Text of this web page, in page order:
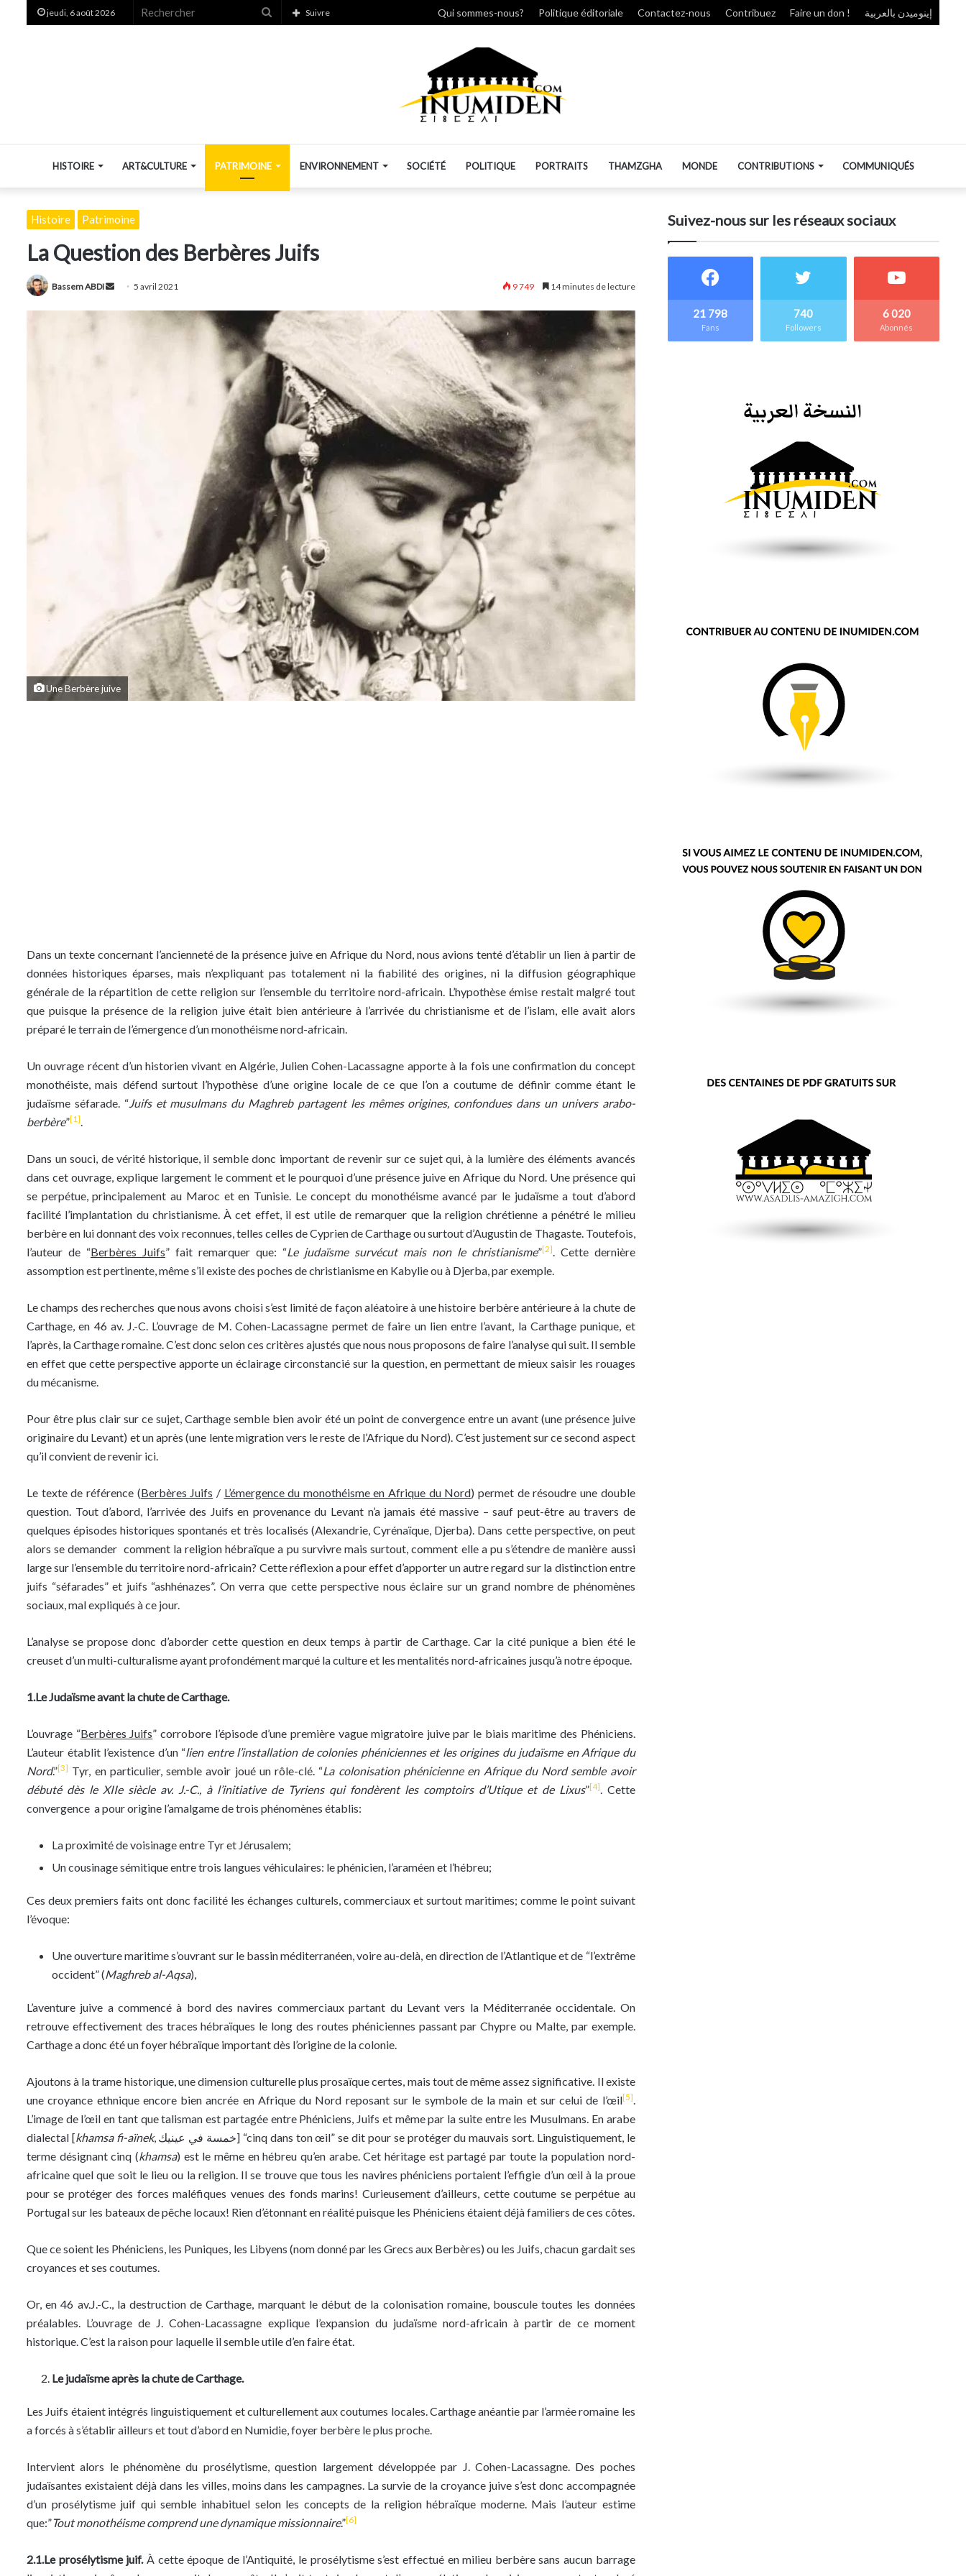
jeudi, 6 août 2026 Rechercher
Suivre Qui sommes-nous? Politique éditoriale Contactez-nous Contribuez Faire un don ! إينوميدن بالعربية
HISTOIRE ART&CULTURE PATRIMOINE ENVIRONNEMENT SOCIÉTÉ POLITIQUE PORTRAITS THAMZGHA MONDE CONTRIBUTIONS COMMUNIQUÉS
Histoire Patrimoine
La Question des Berbères Juifs
Bassem ABDI
Envoyer5 avril 2021 9 749 14 minutes de lecture
Une Berbère juive
Dans un texte concernant l’ancienneté de la présence juive en Afrique du Nord, nous avions tenté d’établir un lien à partir de
données historiques éparses, mais n’expliquant pas totalement ni la fiabilité des origines, ni la diffusion géographique
générale de la répartition de cette religion sur l’ensemble du territoire nord-africain. L’hypothèse émise restait malgré tout
que puisque la présence de la religion juive était bien antérieure à l’arrivée du christianisme et de l’islam, elle avait alors
préparé le terrain de l’émergence d’un monothéisme nord-africain.
Un ouvrage récent d’un historien vivant en Algérie, Julien Cohen-Lacassagne apporte à la fois une confirmation du concept
monothéiste, mais défend surtout l’hypothèse d’une origine locale de ce que l’on a coutume de définir comme étant le
judaïsme séfarade. “Juifs et musulmans du Maghreb partagent les mêmes origines, confondues dans un univers arabo-
berbère”[1].
Dans un souci, de vérité historique, il semble donc important de revenir sur ce sujet qui, à la lumière des éléments avancés
dans cet ouvrage, explique largement le comment et le pourquoi d’une présence juive en Afrique du Nord. Une présence qui
se perpétue, principalement au Maroc et en Tunisie. Le concept du monothéisme avancé par le judaïsme a tout d’abord
facilité l’implantation du christianisme. À cet effet, il est utile de remarquer que la religion chrétienne a pénétré le milieu
berbère en lui donnant des voix reconnues, telles celles de Cyprien de Carthage ou surtout d’Augustin de Thagaste. Toutefois,
l’auteur de “Berbères Juifs” fait remarquer que: “Le judaïsme survécut mais non le christianisme”[2]. Cette dernière
assomption est pertinente, même s’il existe des poches de christianisme en Kabylie ou à Djerba, par exemple.
Le champs des recherches que nous avons choisi s’est limité de façon aléatoire à une histoire berbère antérieure à la chute de
Carthage, en 46 av. J.-C. L’ouvrage de M. Cohen-Lacassagne permet de faire un lien entre l’avant, la Carthage punique, et
l’après, la Carthage romaine. C’est donc selon ces critères ajustés que nous nous proposons de faire l’analyse qui suit. Il semble
en effet que cette perspective apporte un éclairage circonstancié sur la question, en permettant de mieux saisir les rouages
du mécanisme.
Pour être plus clair sur ce sujet, Carthage semble bien avoir été un point de convergence entre un avant (une présence juive
originaire du Levant) et un après (une lente migration vers le reste de l’Afrique du Nord). C’est justement sur ce second aspect
qu’il convient de revenir ici.
Le texte de référence (Berbères Juifs / L’émergence du monothéisme en Afrique du Nord) permet de résoudre une double
question. Tout d’abord, l’arrivée des Juifs en provenance du Levant n’a jamais été massive – sauf peut-être au travers de
quelques épisodes historiques spontanés et très localisés (Alexandrie, Cyrénaïque, Djerba). Dans cette perspective, on peut
alors se demander comment la religion hébraïque a pu survivre mais surtout, comment elle a pu s’étendre de manière aussi
large sur l’ensemble du territoire nord-africain? Cette réflexion a pour effet d’apporter un autre regard sur la distinction entre
juifs “séfarades” et juifs “ashhénazes”. On verra que cette perspective nous éclaire sur un grand nombre de phénomènes
sociaux, mal expliqués à ce jour.
L’analyse se propose donc d’aborder cette question en deux temps à partir de Carthage. Car la cité punique a bien été le
creuset d’un multi-culturalisme ayant profondément marqué la culture et les mentalités nord-africaines jusqu’à notre époque.
1.Le Judaïsme avant la chute de Carthage.
L’ouvrage “Berbères Juifs” corrobore l’épisode d’une première vague migratoire juive par le biais maritime des Phéniciens.
L’auteur établit l’existence d’un “lien entre l’installation de colonies phéniciennes et les origines du judaïsme en Afrique du
Nord.”[3] Tyr, en particulier, semble avoir joué un rôle-clé. “La colonisation phénicienne en Afrique du Nord semble avoir
débuté dès le XIIe siècle av. J.-C., à l’initiative de Tyriens qui fondèrent les comptoirs d’Utique et de Lixus”[4]. Cette
convergence a pour origine l’amalgame de trois phénomènes établis:
La proximité de voisinage entre Tyr et Jérusalem;
Un cousinage sémitique entre trois langues véhiculaires: le phénicien, l’araméen et l’hébreu;
Ces deux premiers faits ont donc facilité les échanges culturels, commerciaux et surtout maritimes; comme le point suivant
l’évoque:
Une ouverture maritime s’ouvrant sur le bassin méditerranéen, voire au-delà, en direction de l’Atlantique et de “l’extrême
occident” (Maghreb al-Aqsa),
L’aventure juive a commencé à bord des navires commerciaux partant du Levant vers la Méditerranée occidentale. On
retrouve effectivement des traces hébraïques le long des routes phéniciennes passant par Chypre ou Malte, par exemple.
Carthage a donc été un foyer hébraïque important dès l’origine de la colonie.
Ajoutons à la trame historique, une dimension culturelle plus prosaïque certes, mais tout de même assez significative. Il existe
une croyance ethnique encore bien ancrée en Afrique du Nord reposant sur le symbole de la main et sur celui de l’œil[5].
L’image de l’œil en tant que talisman est partagée entre Phéniciens, Juifs et même par la suite entre les Musulmans. En arabe
dialectal [khamsa fi-aïnek, خمسة في عينيك] “cinq dans ton œil” se dit pour se protéger du mauvais sort. Linguistiquement, le
terme désignant cinq (khamsa) est le même en hébreu qu’en arabe. Cet héritage est partagé par toute la population nord-
africaine quel que soit le lieu ou la religion. Il se trouve que tous les navires phéniciens portaient l’effigie d’un œil à la proue
pour se protéger des forces maléfiques venues des fonds marins! Curieusement d’ailleurs, cette coutume se perpétue au
Portugal sur les bateaux de pêche locaux! Rien d’étonnant en réalité puisque les Phéniciens étaient déjà familiers de ces côtes.
Que ce soient les Phéniciens, les Puniques, les Libyens (nom donné par les Grecs aux Berbères) ou les Juifs, chacun gardait ses
croyances et ses coutumes.
Or, en 46 av.J.-C., la destruction de Carthage, marquant le début de la colonisation romaine, bouscule toutes les données
préalables. L’ouvrage de J. Cohen-Lacassagne explique l’expansion du judaïsme nord-africain à partir de ce moment
historique. C’est la raison pour laquelle il semble utile d’en faire état.
Le judaïsme après la chute de Carthage.
Les Juifs étaient intégrés linguistiquement et culturellement aux coutumes locales. Carthage anéantie par l’armée romaine les
a forcés à s’établir ailleurs et tout d’abord en Numidie, foyer berbère le plus proche.
Intervient alors le phénomène du prosélytisme, question largement développée par J. Cohen-Lacassagne. Des poches
judaïsantes existaient déjà dans les villes, moins dans les campagnes. La survie de la croyance juive s’est donc accompagnée
d’un prosélytisme juif qui semble inhabituel selon les concepts de la religion hébraïque moderne. Mais l’auteur estime
que:”Tout monothéisme comprend une dynamique missionnaire.”[6]
2.1.Le prosélytisme juif.À cette époque de l’Antiquité, le prosélytisme s’est effectué en milieu berbère sans aucun barrage
Suivez-nous sur les réseaux sociaux
21 798
Fans
740
Followers
6 020
Abonnés